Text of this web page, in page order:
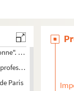
de conférences et
Registre des
en 1921-1922
Paris